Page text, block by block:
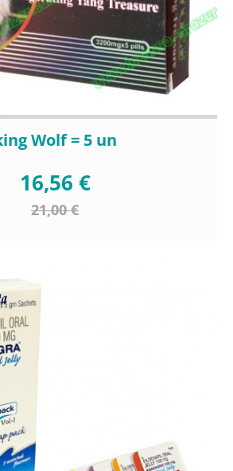
Wolf = 5 un
16,56 €
21,00 €